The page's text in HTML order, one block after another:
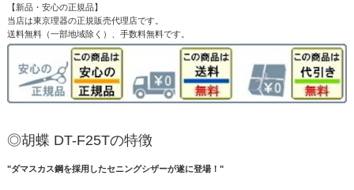
【新品・安心の正規品】
当店は東京理器の正規販売代理店です。
送料無料（一部地域除く）、手数料無料です。
◎胡蝶 DT-F25Tの特徴
"ダマスカス鋼を採用したセニングシザーが遂に登場！"